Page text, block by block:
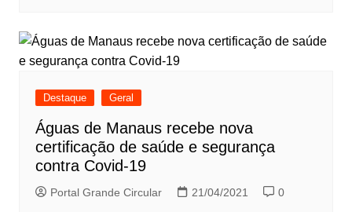
Destaque Geral
Águas de Manaus recebe nova
certificação de saúde e segurança
contra Covid-19
Portal Grande Circular 21/04/2021 0